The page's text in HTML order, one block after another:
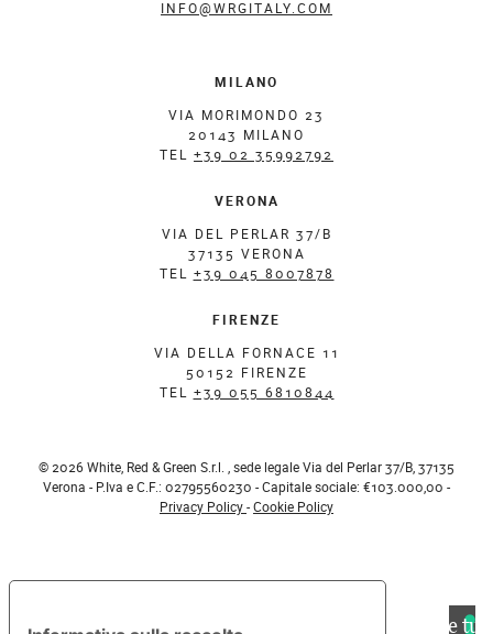
INFO@WRGITALY.COM
MILANO
VIA MORIMONDO 23
20143 MILANO
TEL +39 02 35992792
VERONA
VIA DEL PERLAR 37/B
37135 VERONA
TEL +39 045 8007878
FIRENZE
VIA DELLA FORNACE 11
50152 FIRENZE
TEL +39 055 6810844
© 2026 White, Red & Green S.r.l. , sede legale Via del Perlar 37/B, 37135
Verona - P.Iva e C.F.: 02795560230 - Capitale sociale: €103.000,00 -
Privacy Policy - Cookie Policy
Le tue